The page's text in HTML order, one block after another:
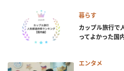
暮らす
カップル旅行
ってよかった国
エンタメ